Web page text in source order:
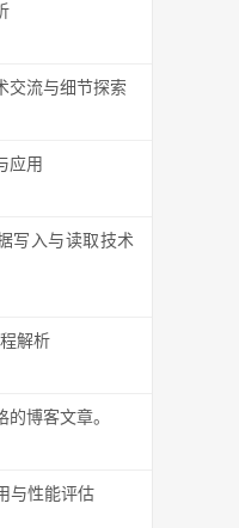
交流与细节探索
应用
写入与读取技术
解析
博客文章。
与性能评估